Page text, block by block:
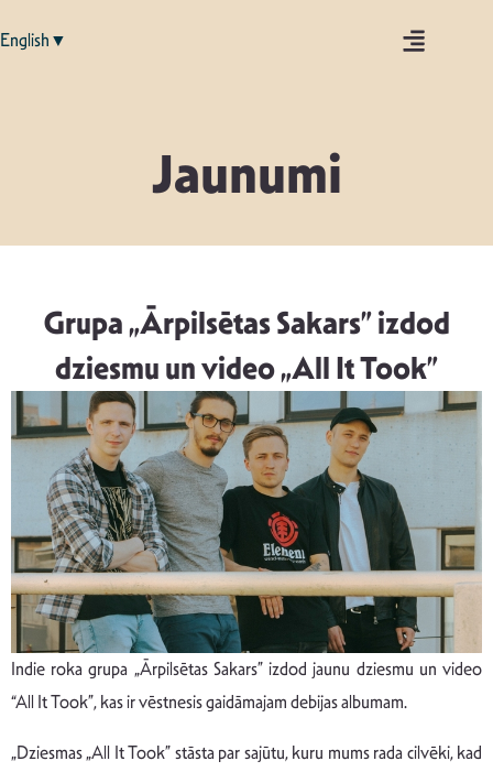
English▼
Jaunumi
Grupa „Ārpilsētas Sakars” izdod
dziesmu un video „All It Took”
Indie roka grupa „Ārpilsētas Sakars” izdod jaunu dziesmu un video
“All It Took”, kas ir vēstnesis gaidāmajam debijas albumam.
„Dziesmas „All It Took” stāsta par sajūtu, kuru mums rada cilvēki, kad